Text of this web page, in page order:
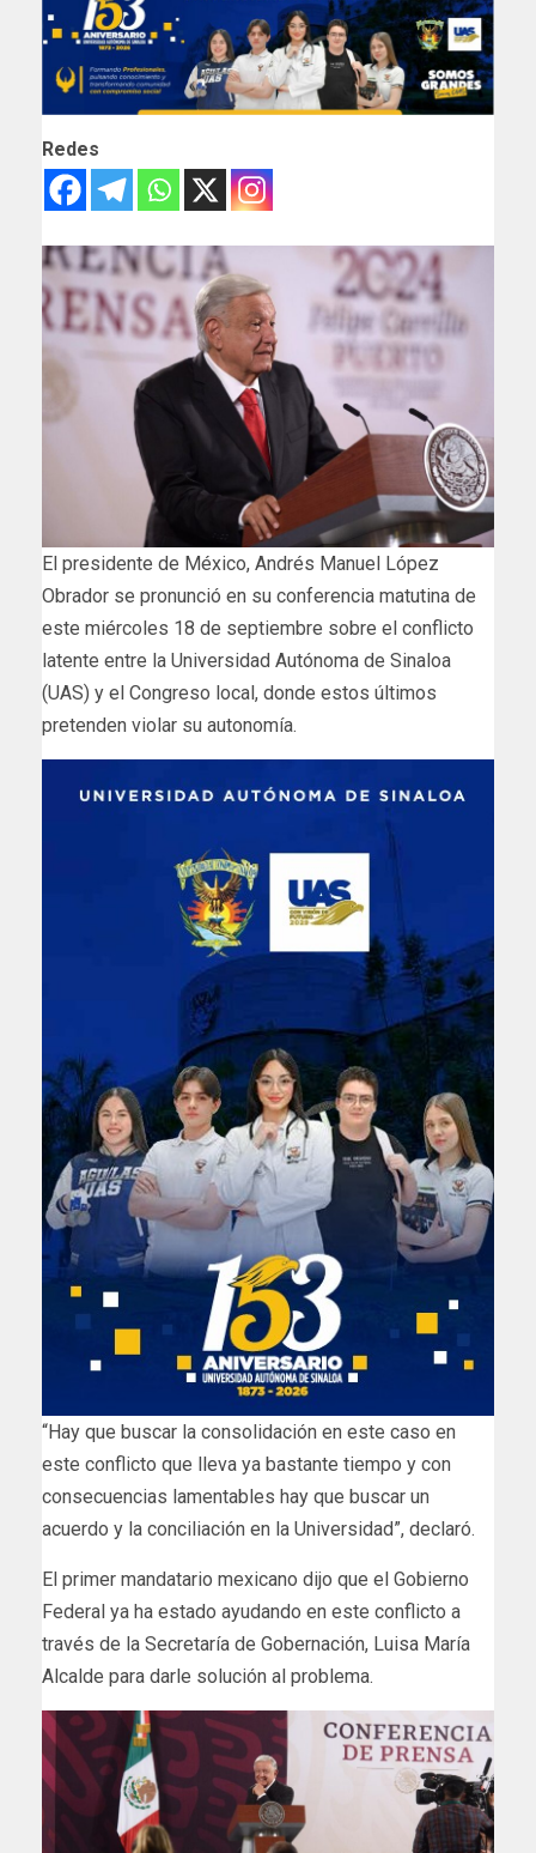
Redes
El presidente de México, Andrés Manuel López
Obrador se pronunció en su conferencia matutina de
este miércoles 18 de septiembre sobre el conflicto
latente entre la Universidad Autónoma de Sinaloa
(UAS) y el Congreso local, donde estos últimos
pretenden violar su autonomía.
“Hay que buscar la consolidación en este caso en
este conflicto que lleva ya bastante tiempo y con
consecuencias lamentables hay que buscar un
acuerdo y la conciliación en la Universidad”, declaró.
El primer mandatario mexicano dijo que el Gobierno
Federal ya ha estado ayudando en este conflicto a
través de la Secretaría de Gobernación, Luisa María
Alcalde para darle solución al problema.